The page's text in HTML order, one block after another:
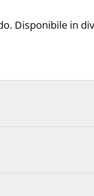
Disponibile in